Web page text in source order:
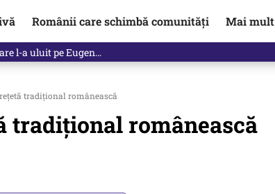
Românii care schimbă comunități Mai mult
toți românii
tradițional românească
tradițional românească